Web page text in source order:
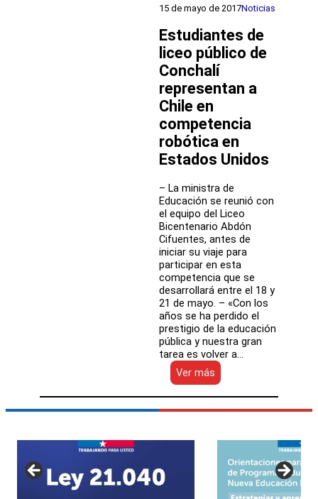
Conchalí
2°
lugar
en
competencia
de
robótica
Estados
Unidos
15 de mayo de 2017Noticias
Estudiantes de
liceo público de
Conchalí
representan a
Chile en
competencia
robótica en
Estados Unidos
– La ministra de
Educación se reunió con
el equipo del Liceo
Bicentenario Abdón
Cifuentes, antes de
iniciar su viaje para
participar en esta
competencia que se
desarrollará entre el 18 y
21 de mayo. – «Con los
años se ha perdido el
prestigio de la educación
pública y nuestra gran
tarea es volver a…
Ver más
Estudiantes
de
liceo
representan
Chile